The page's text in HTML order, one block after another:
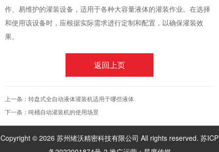
作、易维护的灌装设备，适用于各种大容量液体的灌装作业。在选择
和使用该设备时，应根据实际需求进行定制和配置，以确保灌装效
果。
返回上页
上一条： 转盘式全自动液体灌装机适用于哪些液体
下一条： 吨桶自动灌装机的使用场景
Copyright © 2026 苏州绪沃精密科技有限公司 All rights reserved. 苏ICP